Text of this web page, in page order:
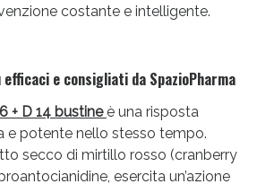
costante e intelligente.
e consigliati da SpazioPharma
+ D 14 bustineè una risposta
e potente nello stesso tempo.
secco di mirtillo rosso (cranberry
esercita un’azione